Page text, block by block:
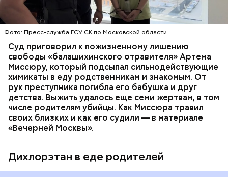
Фото: Пресс-служба ГСУ СК по Московской области
Суд приговорил к пожизненному лишению
свободы «балашихинского отравителя» Артема
Миссюру, который подсыпал сильнодействующие
химикаты в еду родственникам и знакомым. От
рук преступника погибла его бабушка и друг
детства. Выжить удалось еще семи жертвам, в том
числе родителям убийцы. Как Миссюра травил
своих близких и как его судили — в материале
«Вечерней Москвы».
Дихлорэтан в еде родителей
химикат дихлорэтан, который не мог попасть в
организм супругов случайно. То же самое вещество
нашли в еде, изъятой из квартиры пострадавших.
СЛЕДСТВЕННЫЙ КОМИТЕТ
ЭКСПЕРТИЗЫ